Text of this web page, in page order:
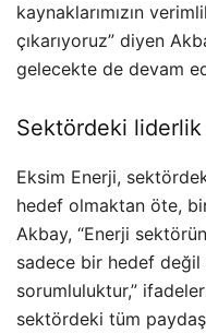
kaynaklarımızın
çıkarıyoruz” diyen
gelecekte de devam
Sektördeki
Eksim Enerji,
hedef olmaktan öte,
Akbay, “Enerji
sadece bir hedef değil
sorumluluktur,”
sektördeki tüm